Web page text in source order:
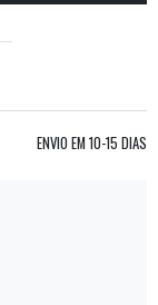
ENVIO EM 10-15 DIAS